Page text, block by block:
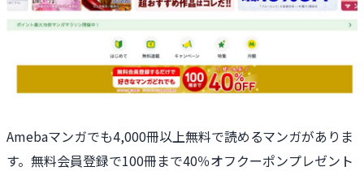
Amebaマンガでも4,000冊以上無料で読めるマンガがありま
す。無料会員登録で100冊まで40％オフクーポンプレゼント